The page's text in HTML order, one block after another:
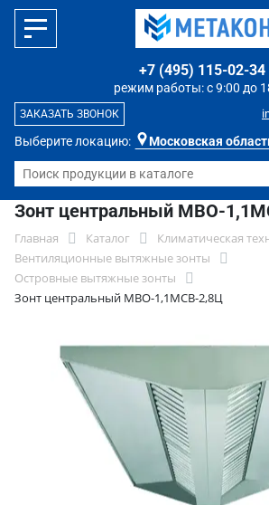
Выберите локацию: Московская
режим работы: с 9:00 до
+7 (495) 115-02-34
ЗАКАЗАТЬ ЗВОНОК
Зонт центральный МВО-
Главная Каталог
Климатическая
Вентиляционные вытяжные зонты
Островные вытяжные зонты
Зонт центральный МВО-1,1МСВ-2,8Ц